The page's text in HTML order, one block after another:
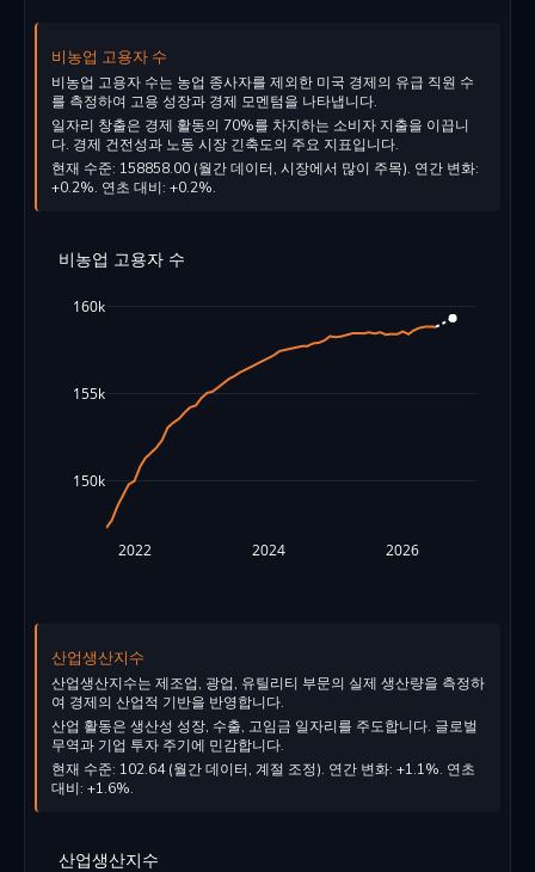
비농업 고용자 수
비농업 고용자 수는 농업 종사자를 제외한 미국 경제의 유급 직원 수
를 측정하여 고용 성장과 경제 모멘텀을 나타냅니다.
일자리 창출은 경제 활동의 70%를 차지하는 소비자 지출을 이끕니
다. 경제 건전성과 노동 시장 긴축도의 주요 지표입니다.
현재 수준: 158858.00 (월간 데이터, 시장에서 많이 주목). 연간 변화:
+0.2%. 연초 대비: +0.2%.
2022 2024 2026
150k
155k
160k
비농업 고용자 수
산업생산지수
산업생산지수는 제조업, 광업, 유틸리티 부문의 실제 생산량을 측정하
여 경제의 산업적 기반을 반영합니다.
산업 활동은 생산성 성장, 수출, 고임금 일자리를 주도합니다. 글로벌
무역과 기업 투자 주기에 민감합니다.
현재 수준: 102.64 (월간 데이터, 계절 조정). 연간 변화: +1.1%. 연초
대비: +1.6%.
산업생산지수